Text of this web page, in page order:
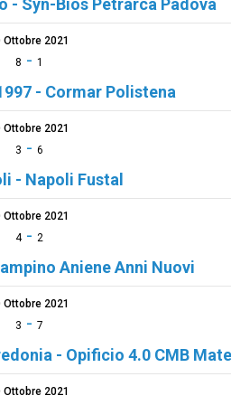
- Syn-Bios Petrarca Padova
Ottobre 2021
8 - 1
- Cormar Polistena
Ottobre 2021
3 - 6
- Napoli Fustal
Ottobre 2021
4- 2
Aniene Anni Nuovi
Ottobre 2021
3 - 7
- Opificio 4.0 CMB
Ottobre 2021